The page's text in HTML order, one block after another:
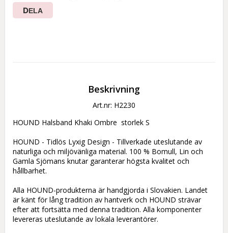
DELA
Beskrivning
Art.nr: H2230
HOUND Halsband Khaki Ombre  storlek S
HOUND - Tidlös Lyxig Design - Tillverkade uteslutande av
naturliga och miljövänliga material. 100 % Bomull, Lin och
Gamla Sjömans knutar garanterar högsta kvalitet och
hållbarhet.
Alla HOUND-produkterna är handgjorda i Slovakien. Landet
är känt för lång tradition av hantverk och HOUND strävar
efter att fortsätta med denna tradition. Alla komponenter
levereras uteslutande av lokala leverantörer.